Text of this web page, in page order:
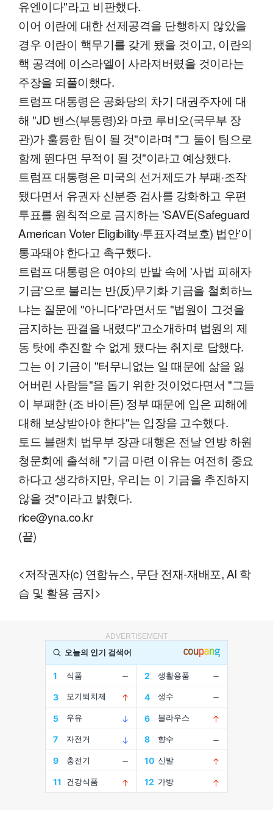
유엔이다"라고 비판했다.
이어 이란에 대한 선제공격을 단행하지 않았을
경우 이란이 핵무기를 갖게 됐을 것이고, 이란의
핵 공격에 이스라엘이 사라져버렸을 것이라는
주장을 되풀이했다.
트럼프 대통령은 공화당의 차기 대권주자에 대
해 "JD 밴스(부통령)와 마코 루비오(국무부 장
관)가 훌륭한 팀이 될 것"이라며 "그 둘이 팀으로
함께 뛴다면 무적이 될 것"이라고 예상했다.
트럼프 대통령은 미국의 선거제도가 부패·조작
됐다면서 유권자 신분증 검사를 강화하고 우편
투표를 원칙적으로 금지하는 'SAVE(Safeguard
American Voter Eligibility·투표자격보호) 법안'이
통과돼야 한다고 촉구했다.
트럼프 대통령은 여야의 반발 속에 '사법 피해자
기금'으로 불리는 반(反)무기화 기금을 철회하느
냐는 질문에 "아니다"라면서도 "법원이 그것을
금지하는 판결을 내렸다"고소개하며 법원의 제
동 탓에 추진할 수 없게 됐다는 취지로 답했다.
그는 이 기금이 "터무니없는 일 때문에 삶을 잃
어버린 사람들"을 돕기 위한 것이었다면서 "그들
이 부패한 (조 바이든) 정부 때문에 입은 피해에
대해 보상받아야 한다"는 입장을 고수했다.
토드 블랜치 법무부 장관 대행은 전날 연방 하원
청문회에 출석해 "기금 마련 이유는 여전히 중요
하다고 생각하지만, 우리는 이 기금을 추진하지
않을 것"이라고 밝혔다.
rice@yna.co.kr
(끝)
<저작권자(c) 연합뉴스, 무단 전재-재배포, AI 학
습 및 활용 금지>
ADVERTISEMENT